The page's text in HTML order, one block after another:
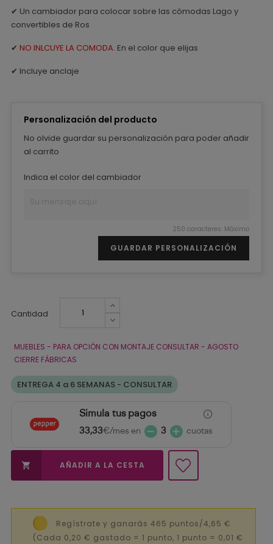
✔ Un cambiador para colocar sobre las cómodas Lago y
convertibles de Ros
✔ NO INLCUYE LA COMODA. En el color que elijas
✔ Incluye anclaje
Personalización del producto
No olvide guardar su personalización para poder añadir
al carrito
Indica el color del cambiador
250 caracteres. Máximo
GUARDAR PERSONALIZACIÓN
Cantidad
MUEBLES - PARA OPCIÓN CON MONTAJE CONSULTAR - AGOSTO
CIERRE FÁBRICAS
ENTREGA 4 a 6 SEMANAS - CONSULTAR
Simula tus pagos
33,33€/mes en 3 cuotas
 AÑADIR A LA CESTA
Regístrate y ganarás 465 puntos/4,65 €
(Cada 0,20 € gastado = 1 punto, 1 punto = 0,01 €